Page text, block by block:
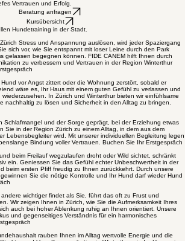
für stressfreien Alltag
für Welpen und Verhaltensberatung. Wir schaffen als Ihr
Vertrauen und Erfolg.
Beratung anfragen
Kursübersicht
Stress und Anspannung auslösen, wird jeder Spaziergang
sich vor, wie Sie entspannt mit loser Leine durch den Park
gelassen begegnen können. FIDE CANEM hilft Ihnen durch
zu verbessern und Vertrauen in der Region Winterthur
vor Angst zittert oder die Wohnung zerstört, sobald er
wäre es, Ihr Haus mit einem guten Gefühl zu verlassen und
In Zürich und Winterthur bieten wir einfühlsame
nachhaltig zu lösen und Sicherheit in den Alltag zu bringen.
Schlafmangel und der Sorge geprägt, bei der Erziehung etwas
Sie in der Region Zürich zu einem Alltag, in dem aus dem
Lebensbegleiter wird. Mit unserer individuellen Begleitung legen
Bindung voller Vertrauen. Buchen Sie Ihr Erstgespräch
beim Freilauf wegzulaufen droht oder Wild sichtet, schränkt
ein. Geniessen Sie das Gefühl echter Unbeschwertheit in der
beim ersten Pfiff freudig zu Ihnen zurückkehrt. Durch unsere
Sie die nötige Kontrolle und Ihr Hund darf wieder Hund
wichtiger findet als Sie, führt das oft zu Frust und
Wir zeigen Ihnen in Zürich, wie Sie die Aufmerksamkeit Ihres
auch bei hoher Ablenkung ruhig an Ihnen orientiert. Unsere
und gegenseitiges Verständnis für ein harmonisches